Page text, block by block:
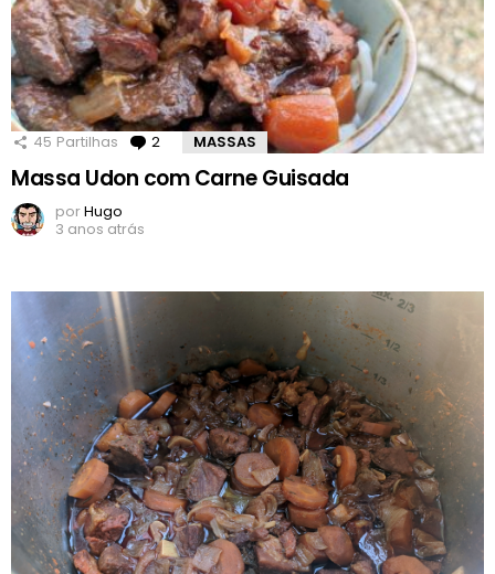
45 Partilhas 2 Comentários
MASSAS
Massa Udon com Carne Guisada
porHugo
3 anos atrás